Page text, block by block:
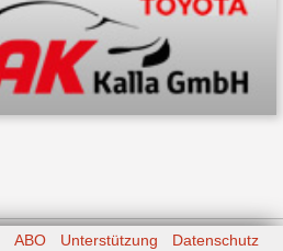
ABO Unterstützung Datenschutz